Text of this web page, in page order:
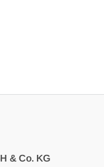
& Co. KG